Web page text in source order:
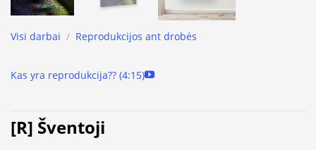
Visi darbai / Reprodukcijos ant drobės
Kas yra reprodukcija?? (4:15)
[R] Šventoji